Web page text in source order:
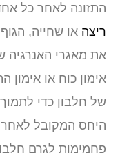
התזונה לאחר כל
ריצהאו שחייה, הגוף
את מאגרי האנרגיה
אימון כוח או אימון
של חלבון כדי לתמוך
פחמימות לגרם